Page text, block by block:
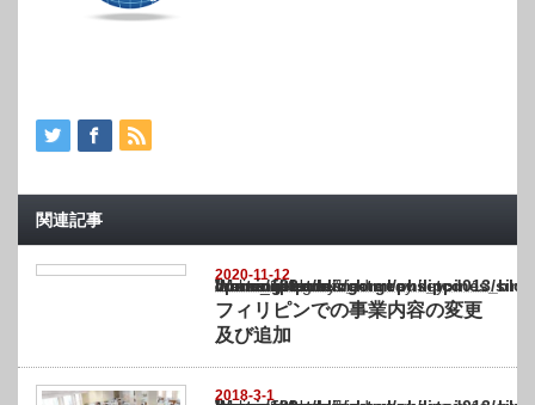
関連記事
2020-11-12
Warning
: Undefined array key "show_category" in
/home/netst/kuno-cpa.co.jp/public_html/philippines_blog/wp-content/themes/
on line183
フィリピンでの事業内容の変更
及び追加
2018-3-1